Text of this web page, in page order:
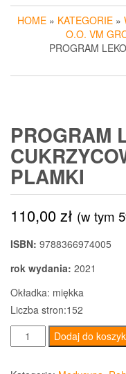
HOME » KATEGORIE »
O.O. VM
PROGRAM
PROGRAM
PLAMKI
110,00zł (w tym
ISBN: 9788366974005
rok wydania: 2021
Okładka: miękka
Liczba stron:152
ilość
Program
lekowy
Dodaj do